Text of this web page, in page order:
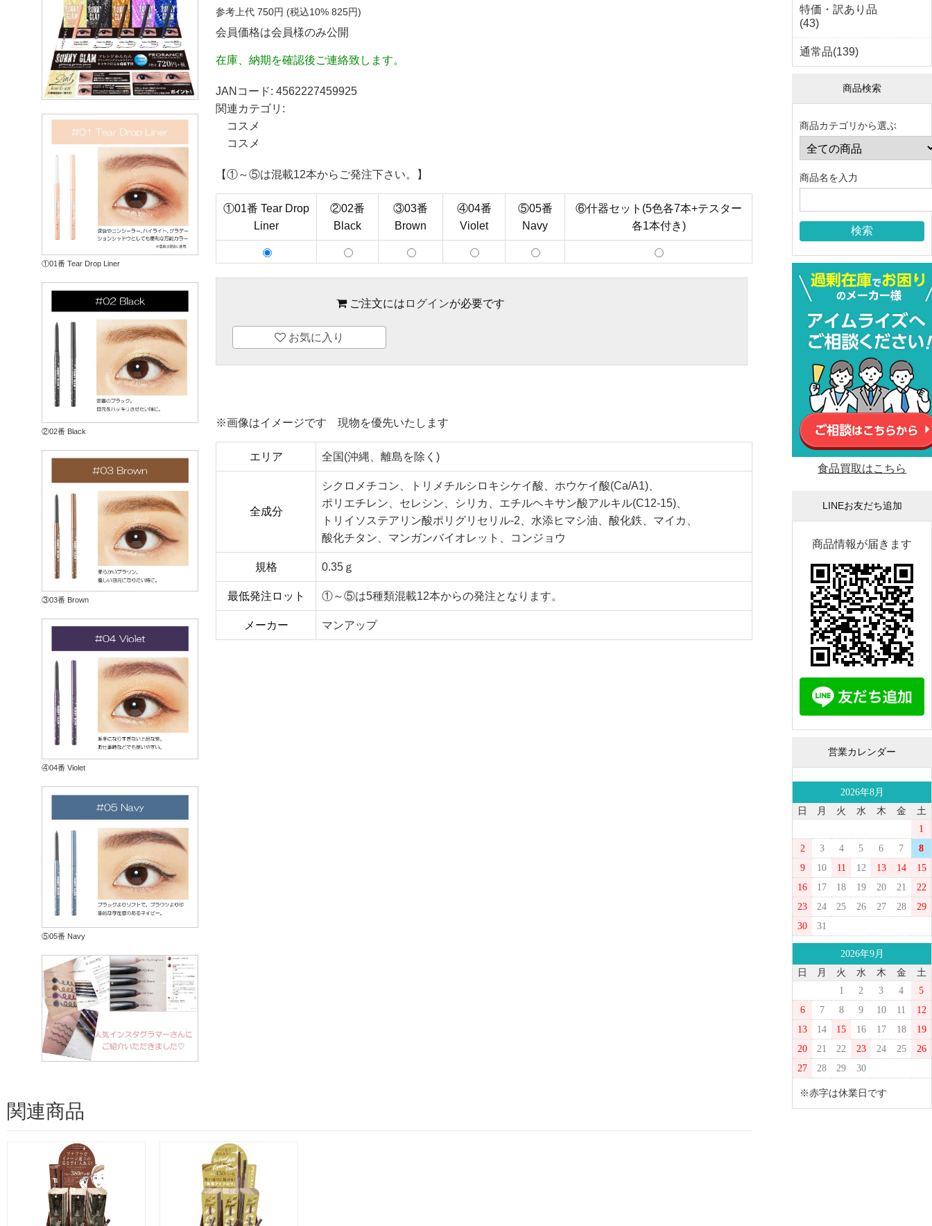
①01番 Tear Drop Liner
②02番 Black
③03番 Brown
④04番 Violet
⑤05番 Navy
参考上代 750円 (税込10%825円)
会員価格は会員様のみ公開
在庫、納期を確認後ご連絡致します。
JANコード: 4562227459925
関連カテゴリ:
コスメ
コスメ
【①～⑤は混載12本からご発注下さい。】
①01番 Tear Drop
Liner
②02番
Black
③03番
Brown
④04番
Violet
⑤05番
Navy
⑥什器セット(5色各7本+テスター
各1本付き)
ご注文には ログインが必要です
お気に入り
※画像はイメージです 現物を優先いたします
エリア 全国(沖縄、離島を除く)
全成分
シクロメチコン、トリメチルシロキシケイ酸、ホウケイ酸(Ca/A1)、
ポリエチレン、セレシン、シリカ、エチルヘキサン酸アルキル(C12-15)、
トリイソステアリン酸ポリグリセリル-2、水添ヒマシ油、酸化鉄、マイカ、
酸化チタン、マンガンバイオレット、コンジョウ
規格 0.35ｇ
最低発注ロット ①～⑤は5種類混載12本からの発注となります。
メーカー マンアップ
関連商品
特価・訳あり品
(43)
通常品(139)
商品検索
商品カテゴリから選ぶ
商品名を入力
食品買取はこちら
LINEお友だち追加
商品情報が届きます
営業カレンダー
2026年8月
日
月 火 水 木 金
土
1
2
3 4 5 6 7
8
9
10 11 12 13 14
15
16
17 18 19 20 21
22
23
24 25 26 27 28
29
30
31
2026年9月
日
月 火 水 木 金
土
1
2 3 4
5
6
7 8 9 10 11
12
13
14 15 16 17 18
19
20
21 22 23 24 25
26
27
28 29 30
※赤字は休業日です